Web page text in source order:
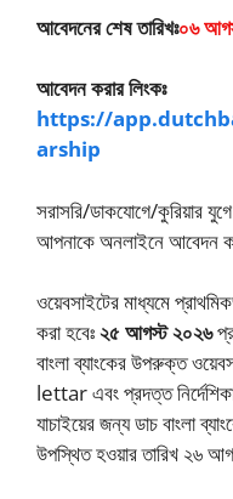
আবেদনের শেষ তারিখঃ০৬
আবেদন করার লিংকঃ
https://
arship
সরাসরি/ডাকযোগে/কুরিয়ার
আপনাকে অনলাইনে আবেদন
ওয়েবসাইটের মাধ্যমে
করা হবেঃ২৫ আগস্ট ২০২৬
বাংলা ব্যাংকের উপরুক্ত
lettar এবং প্রদত্ত
যাচাইয়ের জন্য ডাচ বাংলা
উপস্থিত হওয়ার তারিখ ২৬